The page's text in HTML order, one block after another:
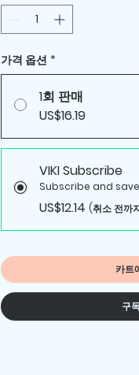
가격 옵션 *
1회 판매
US$16.19
VIKI Subscribe
Subscribe and save
US$12.14 (취소 전까
카트
구